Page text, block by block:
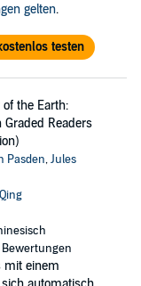
gelten.
testen
the Earth:
Graded Readers
Pasden,Jules
Bewertungen
mit einem